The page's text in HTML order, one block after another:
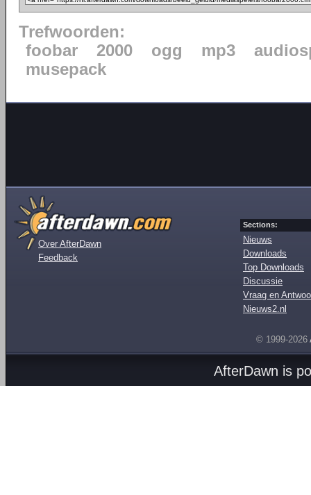
Trefwoorden:
foobar
2000 ogg mp3
musepack
Over AfterDawn
Feedback
Sections:
Nieuws
Downloads
Top Downloads
Discussie
Vraag en
Nieuws2.nl
© 1999-2026
AfterDawn is